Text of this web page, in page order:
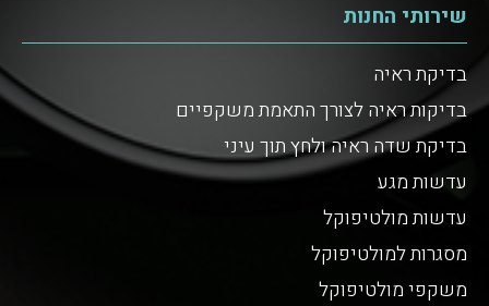
שירותי החנות
בדיקת ראיה
בדיקות ראיה לצורך התאמת משקפיים
בדיקת שדה ראיה ולחץ תוך עיני
עדשות מגע
עדשות מולטיפוקל
מסגרות למולטיפוקל
משקפי מולטיפוקל